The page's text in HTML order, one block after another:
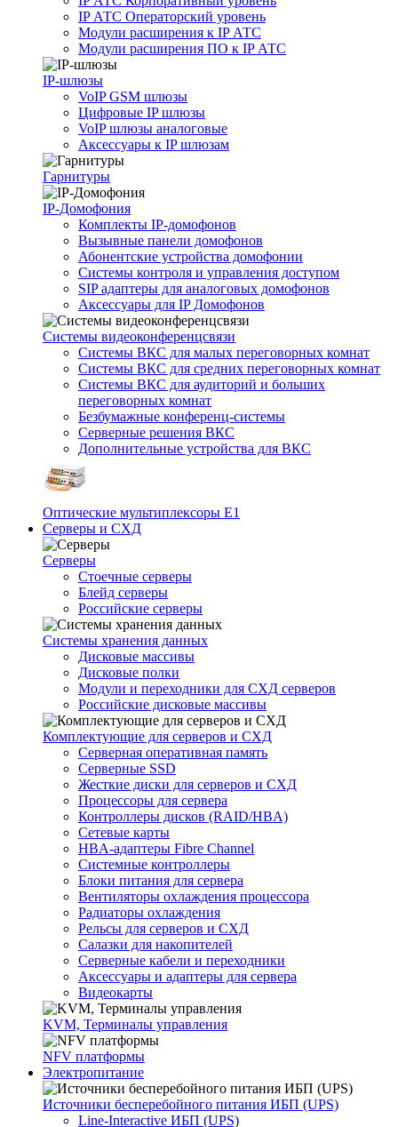
IP АТС Операторский уровень
Модули расширения к IP АТС
Модули расширения ПО к IP АТС
IP-шлюзы
VoIP GSM шлюзы
Цифровые IP шлюзы
VoIP шлюзы аналоговые
Аксессуары к IP шлюзам
Гарнитуры
IP-Домофония
Комплекты IP-домофонов
Вызывные панели домофонов
Абонентские устройства домофонии
Системы контроля и управления доступом
SIP адаптеры для аналоговых домофонов
Аксессуары для IP Домофонов
Системы видеоконференцсвязи
Системы ВКС для малых переговорных комнат
Системы ВКС для средних переговорных комнат
Системы ВКС для аудиторий и больших
переговорных комнат
Безбумажные конференц-системы
Серверные решения ВКС
Дополнительные устройства для ВКС
Оптические мультиплексоры Е1
Серверы и СХД
Серверы
Стоечные серверы
Блейд серверы
Российские серверы
Системы хранения данных
Дисковые массивы
Дисковые полки
Модули и переходники для СХД серверов
Российские дисковые массивы
Комплектующие для серверов и СХД
Серверная оперативная память
Серверные SSD
Жесткие диски для серверов и СХД
Процессоры для сервера
Контроллеры дисков (RAID/HBA)
Сетевые карты
HBA-адаптеры Fibre Channel
Системные контроллеры
Блоки питания для сервера
Вентиляторы охлаждения процессора
Радиаторы охлаждения
Рельсы для серверов и СХД
Салазки для накопителей
Серверные кабели и переходники
Аксессуары и адаптеры для сервера
Видеокарты
KVM, Терминалы управления
NFV платформы
Электропитание
Источники бесперебойного питания ИБП (UPS)
Line-Interactive ИБП (UPS)